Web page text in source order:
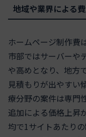
地域や業界による
ホームページ制作費
市部ではサーバーや
や高めとなり、地方
見積もりが出やすい
療分野の案件は専門
追加による価格上昇
均で1サイトあたり